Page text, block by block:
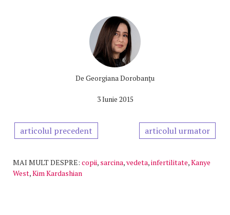
De Georgiana Dorobanţu
3 Iunie 2015
articolul precedent articolul urmator
MAI MULT DESPRE: copii, sarcina,vedeta,infertilitate,Kanye
West,Kim Kardashian